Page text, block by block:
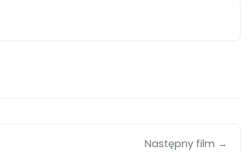
Następny film →